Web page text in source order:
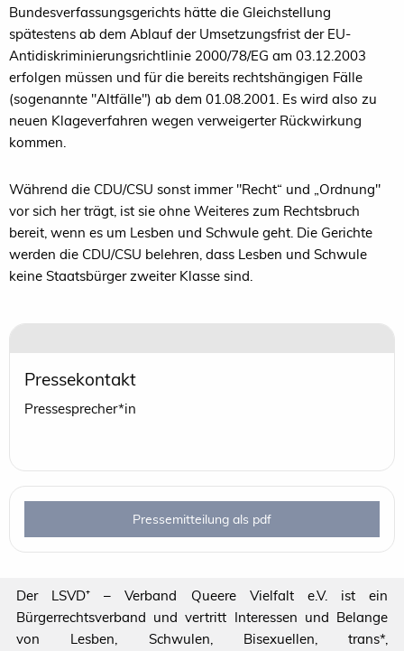
Bundesverfassungsgerichts hätte die Gleichstellung
spätestens ab dem Ablauf der Umsetzungsfrist der EU-
Antidiskriminierungsrichtlinie 2000/78/EG am 03.12.2003
erfolgen müssen und für die bereits rechtshängigen Fälle
(sogenannte "Altfälle") ab dem 01.08.2001. Es wird also zu
neuen Klageverfahren wegen verweigerter Rückwirkung
kommen.
Während die CDU/CSU sonst immer "Recht“ und „Ordnung"
vor sich her trägt, ist sie ohne Weiteres zum Rechtsbruch
bereit, wenn es um Lesben und Schwule geht. Die Gerichte
werden die CDU/CSU belehren, dass Lesben und Schwule
keine Staatsbürger zweiter Klasse sind.
Pressekontakt
Pressesprecher*in
Pressemitteilung als pdf
Der LSVD⁺ – Verband Queere Vielfalt e.V. ist ein
Bürgerrechtsverband und vertritt Interessen und Belange
von Lesben, Schwulen, Bisexuellen, trans*,